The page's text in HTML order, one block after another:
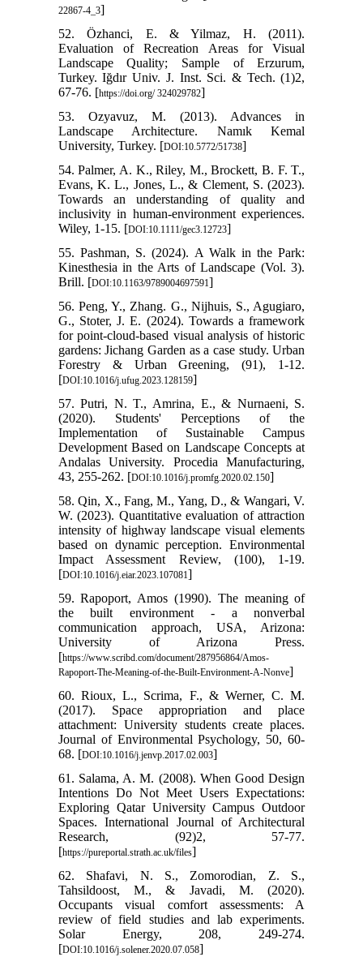
22867-4_3]
52. Özhanci, E. & Yilmaz, H. (2011).
Evaluation of Recreation Areas for Visual
Landscape Quality; Sample of Erzurum,
Turkey. Iğdır Univ. J. Inst. Sci. & Tech. (1)2,
67-76. [https://doi.org/ 324029782]
53. Ozyavuz, M. (2013). Advances in
Landscape Architecture. Namık Kemal
University, Turkey. [DOI:10.5772/51738]
54. Palmer, A. K., Riley, M., Brockett, B. F. T.,
Evans, K. L., Jones, L., & Clement, S. (2023).
Towards an understanding of quality and
inclusivity in human-environment experiences.
Wiley, 1-15. [DOI:10.1111/gec3.12723]
55. Pashman, S. (2024). A Walk in the Park:
Kinesthesia in the Arts of Landscape (Vol. 3).
Brill. [DOI:10.1163/9789004697591]
56. Peng, Y., Zhang. G., Nijhuis, S., Agugiaro,
G., Stoter, J. E. (2024). Towards a framework
for point-cloud-based visual analysis of historic
gardens: Jichang Garden as a case study. Urban
Forestry & Urban Greening, (91), 1-12.
[DOI:10.1016/j.ufug.2023.128159]
57. Putri, N. T., Amrina, E., & Nurnaeni, S.
(2020). Students' Perceptions of the
Implementation of Sustainable Campus
Development Based on Landscape Concepts at
Andalas University. Procedia Manufacturing,
43, 255-262. [DOI:10.1016/j.promfg.2020.02.150]
58. Qin, X., Fang, M., Yang, D., & Wangari, V.
W. (2023). Quantitative evaluation of attraction
intensity of highway landscape visual elements
based on dynamic perception. Environmental
Impact Assessment Review, (100), 1-19.
[DOI:10.1016/j.eiar.2023.107081]
59. Rapoport, Amos (1990). The meaning of
the built environment - a nonverbal
communication approach, USA, Arizona:
University of Arizona Press.
[https://www.scribd.com/document/287956864/Amos-
Rapoport-The-Meaning-of-the-Built-Environment-A-Nonve]
60. Rioux, L., Scrima, F., & Werner, C. M.
(2017). Space appropriation and place
attachment: University students create places.
Journal of Environmental Psychology, 50, 60-
68. [DOI:10.1016/j.jenvp.2017.02.003]
61. Salama, A. M. (2008). When Good Design
Intentions Do Not Meet Users Expectations:
Exploring Qatar University Campus Outdoor
Spaces. International Journal of Architectural
Research, (92)2, 57-77.
[https://pureportal.strath.ac.uk/files]
62. Shafavi, N. S., Zomorodian, Z. S.,
Tahsildoost, M., & Javadi, M. (2020).
Occupants visual comfort assessments: A
review of field studies and lab experiments.
Solar Energy, 208, 249-274.
[DOI:10.1016/j.solener.2020.07.058]